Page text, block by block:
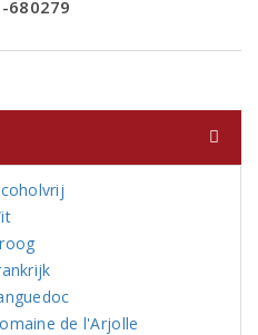
680279
de l'Arjolle